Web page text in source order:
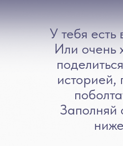
У тебя есть
Или очень
историей,
Заполняй
ниже